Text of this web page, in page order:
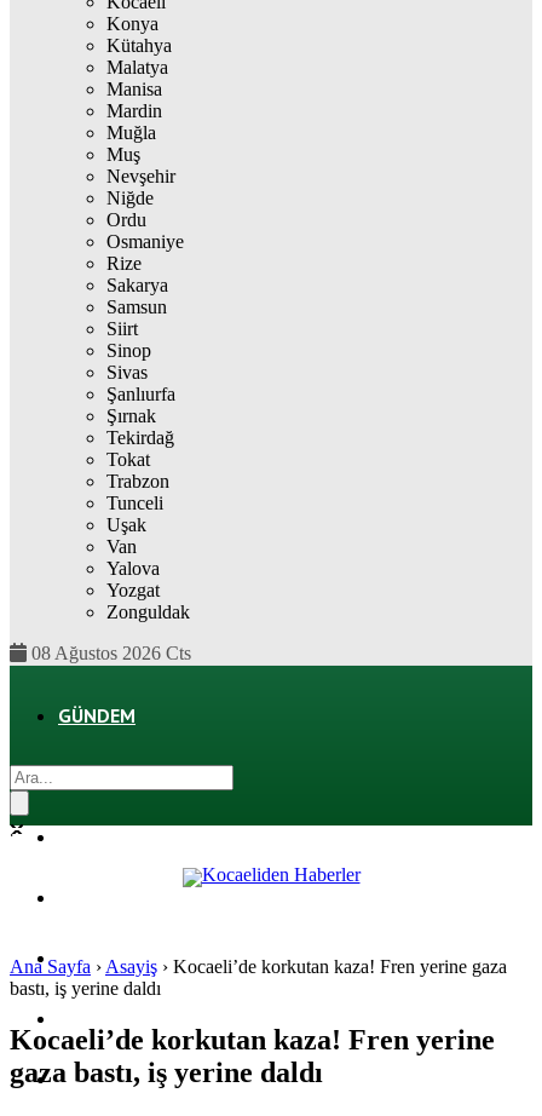
Konya
Kütahya
Malatya
Manisa
Mardin
Muğla
Muş
Nevşehir
Niğde
Ordu
Osmaniye
Rize
Sakarya
Samsun
Siirt
Sinop
Sivas
Şanlıurfa
Şırnak
Tekirdağ
Tokat
Trabzon
Tunceli
Uşak
Van
Yalova
Yozgat
Zonguldak
08 Ağustos 2026 Cts
GÜNDEM
SPOR
SAĞLIK
Ana Sayfa › Asayiş › Kocaeli’de korkutan kaza! Fren yerine gaza
bastı, iş yerine daldı
Kocaeli’de korkutan kaza! Fren yerine
gaza bastı, iş yerine daldı